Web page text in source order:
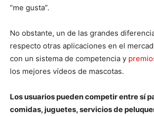
“me gusta”.
No obstante, un de las grandes
respecto otras aplicaciones en el
con un sistema de competencia y
los mejores vídeos de mascotas.
Los usuarios pueden competir entre sí
comidas, juguetes, servicios de